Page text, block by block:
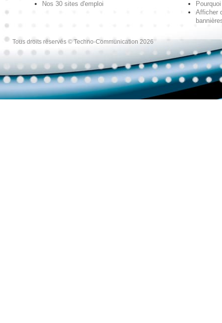
Nos 30 sites d'emploi
Afficher
Tous droits réservés © Techno-Communication 2026